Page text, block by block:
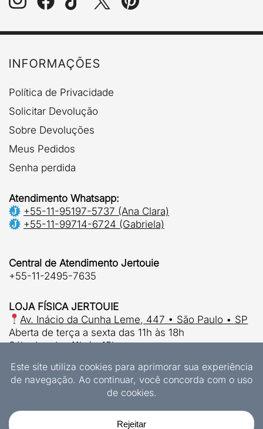
INFORMAÇÕES
Política de Privacidade
Solicitar Devolução
Sobre Devoluções
Meus Pedidos
Senha perdida
Atendimento Whatsapp:
+55-11-95197-5737 (Ana Clara)
+55-11-99714-6724 (Gabriela)
Central de Atendimento Jertouie
+55-11-2495-7635
LOJA FÍSICA JERTOUIE
Av. Inácio da Cunha Leme, 447 • São Paulo • SP
Aberta de terça a sexta das 11h às 18h
Sábados das 11h às 15h.
© 2026 | Jertouie Ltda
CNPJ 37.915.853/0001-63